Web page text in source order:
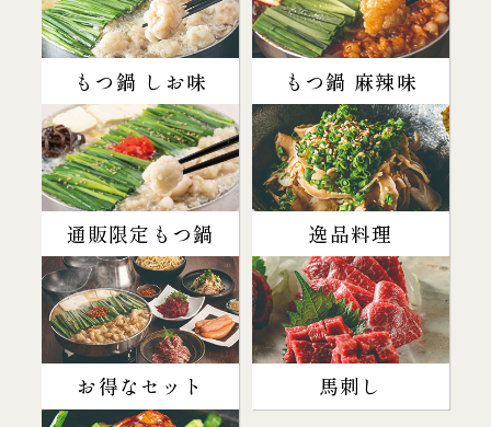
もつ鍋 しお味 もつ鍋 麻辣味
通販限定もつ鍋 逸品料理
お得なセット 馬刺し